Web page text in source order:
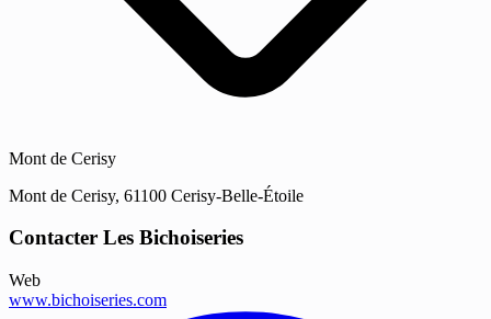
Mont de Cerisy
Mont de Cerisy, 61100 Cerisy-Belle-Étoile
Contacter Les Bichoiseries
Web
www.bichoiseries.com